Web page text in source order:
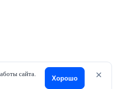
сайта.
Хорошо ×
на ваш email.